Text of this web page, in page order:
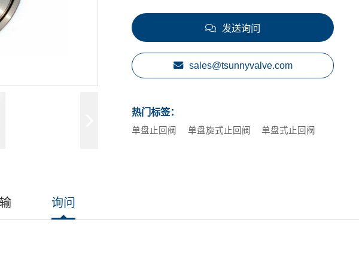
发送询问
sales@tsunnyvalve.com
热门标签：
单盘止回阀 单盘旋式止回阀 单盘式止回阀
询问